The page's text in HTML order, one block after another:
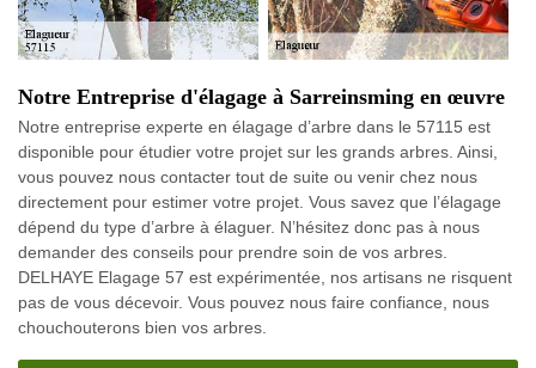
Notre Entreprise d'élagage à Sarreinsming en œuvre
Notre entreprise experte en élagage d’arbre dans le 57115 est
disponible pour étudier votre projet sur les grands arbres. Ainsi,
vous pouvez nous contacter tout de suite ou venir chez nous
directement pour estimer votre projet. Vous savez que l’élagage
dépend du type d’arbre à élaguer. N’hésitez donc pas à nous
demander des conseils pour prendre soin de vos arbres.
DELHAYE Elagage 57 est expérimentée, nos artisans ne risquent
pas de vous décevoir. Vous pouvez nous faire confiance, nous
chouchouterons bien vos arbres.